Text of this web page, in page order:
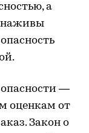
а
наживы
—
оценкам от
Закон о